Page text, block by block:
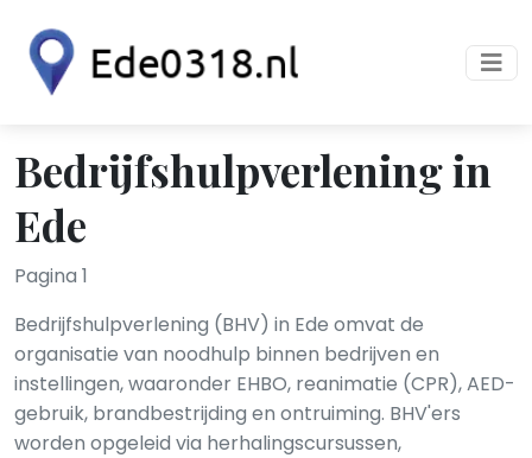
Bedrijfshulpverlening in
Ede
Pagina 1
Bedrijfshulpverlening (BHV) in Ede omvat de
organisatie van noodhulp binnen bedrijven en
instellingen, waaronder EHBO, reanimatie (CPR), AED-
gebruik, brandbestrijding en ontruiming. BHV'ers
worden opgeleid via herhalingscursussen,